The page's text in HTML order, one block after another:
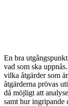
En bra
vad som ska
vilka åtgärder som
åtgärderna prövas
då möjligt att
samt hur ingripande